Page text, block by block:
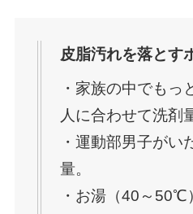
皮脂汚れを落とす
・家族の中でもっ
人に合わせて洗剤
・運動部男子がい
量。
・お湯（40～50℃